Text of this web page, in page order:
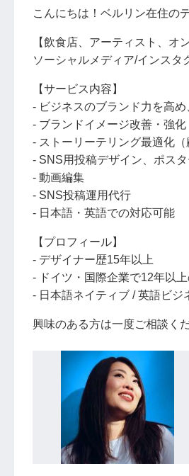
こんにちは！ベルリン在住の
【飲食店、アーティスト、オ
ソーシャルメディア/インスタ
【サービス内容】
- ビジネスのブランド力を高
- ブランドイメージ改善・強化
- ストーリーテリング最適化（
- SNS用投稿デザイン、ポス
- 動画編集
- SNS投稿運用代行
- 日本語・英語での対応可能
【プロフィール】
- デザイナー歴15年以上
- ドイツ・国際企業で12年以
- 日本語ネイティブ / 英語ビジ
興味のある方は一度ご相談く